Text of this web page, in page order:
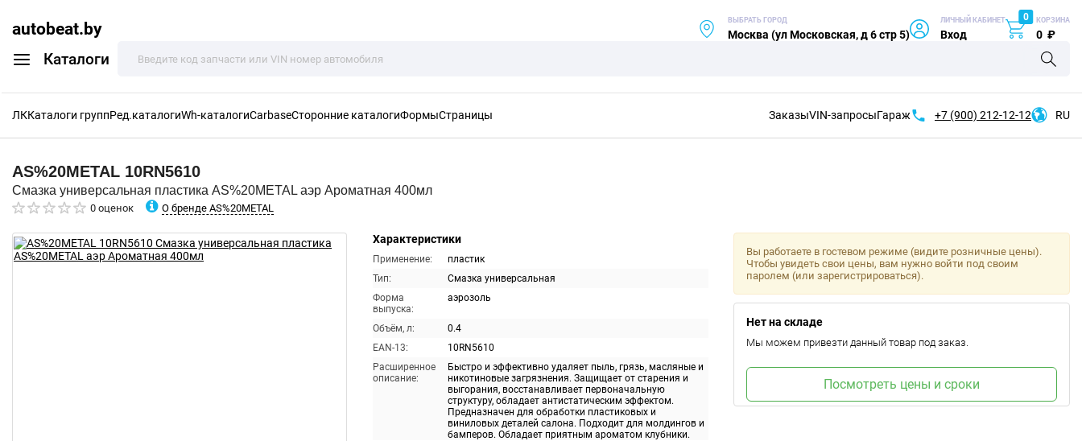
autobeat.by
Каталоги
ВЫБРАТЬ ГОРОД
Москва (ул Московская, д 6 стр 5)
ЛИЧНЫЙ КАБИНЕТ
Вход
0 КОРЗИНА
0 ₽
ЛККаталоги группРед.каталогиWh-каталогиCarbaseСторонние каталогиФормыСтраницы ЗаказыVIN-запросыГараж +7 (900) 212-12-12 RU
AS%20METAL 10RN5610
Смазка универсальная пластика AS%20METAL аэр Ароматная 400мл
0 оценок О бренде AS%20METAL
Характеристики
Применение:
пластик
Тип:
Смазка универсальная
Форма
выпуска:
аэрозоль
Объём, л:
0.4
EAN-13:
10RN5610
Расширенное
описание:
Быстро и эффективно удаляет пыль, грязь, масляные и
никотиновые загрязнения. Защищает от старения и
выгорания, восстанавливает первоначальную
структуру, обладает антистатическим эффектом.
Предназначен для обработки пластиковых и
виниловых деталей салона. Подходит для молдингов и
бамперов. Обладает приятным ароматом клубники.
Вы работаете в гостевом режиме (видите розничные цены).
Чтобы увидеть свои цены, вам нужно войти под своим
паролем (или зарегистрироваться).
Нет на складе
Мы можем привезти данный товар под заказ.
Посмотреть цены и сроки